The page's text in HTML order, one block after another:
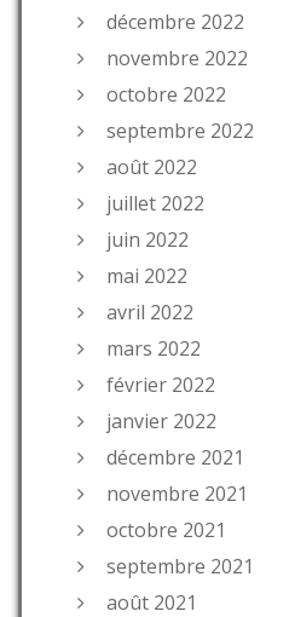
décembre 2022
novembre 2022
octobre 2022
septembre 2022
août 2022
juillet 2022
juin 2022
mai 2022
avril 2022
mars 2022
février 2022
janvier 2022
décembre 2021
novembre 2021
octobre 2021
septembre 2021
août 2021